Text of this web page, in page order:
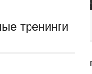
тренинги